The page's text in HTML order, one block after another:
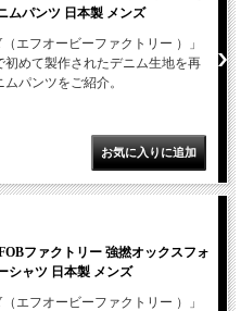
ムパンツ 日本製 メンズ
（エフオービーファクトリー ）」
初めて製作されたデニム生地を再
パンツをご紹介。
ファクトリー 強撚オックスフォ
シャツ 日本製 メンズ
（エフオービーファクトリー ）」